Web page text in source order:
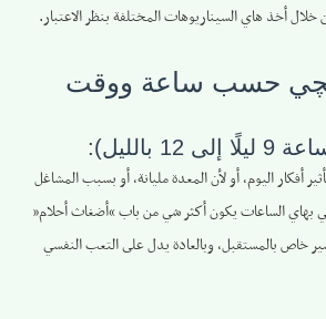
أخذ هاي السيناريوهات المختلفة بنظر الاعتبار.
حسب ساعة ووقت
بالليل):
أفكار اليوم، أو لأن المعدة مليانة، أو بسبب المشاغل
بهاي الساعات يكون أكثر شي من باب “أضغاث أحلام”
خاص بالمستقبل، وبالعادة يدل على التعب النفسي